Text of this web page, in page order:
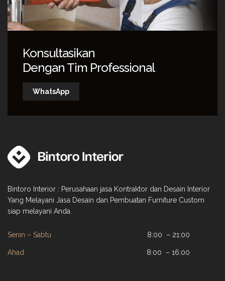
Konsultasikan
Dengan Tim Professional
WhatsApp
Bintoro Interior : Perusahaan jasa Kontraktor dan Desain Interior
Yang Melayani Jasa Desain dan Pembuatan Furniture Custom
siap melayani Anda.
Senin – Sabtu 8:00 – 21:00
Ahad 8:00 – 16:00